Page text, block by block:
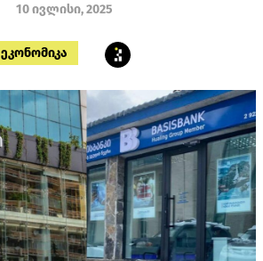
10 ივლისი, 2025
ეკონომიკა